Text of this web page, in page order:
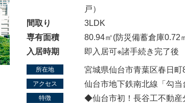
戸）
間取り
3LDK
専有面積
80.94㎡(防災備蓄倉庫0.72
入居時期
即入居可※諸手続き完了後
所在地 宮城県仙台市青葉区春日町
アクセス 仙台市地下鉄南北線「勾
特徴
◆仙台市初！長谷工不動産